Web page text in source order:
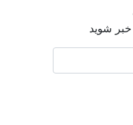
خبر شوید